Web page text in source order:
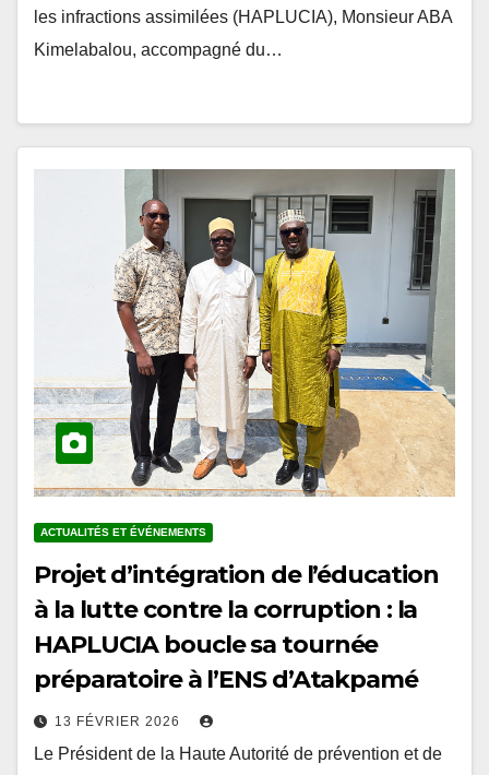
Kimelabalou, accompagné du…
Projet d’intégration de l’éducation
à la lutte contre la corruption : la
HAPLUCIA boucle sa tournée
préparatoire à l’ENS d’Atakpamé
13 FÉVRIER 2026
Le Président de la Haute Autorité de prévention et de
lutte contre la corruption et les infractions assimilées